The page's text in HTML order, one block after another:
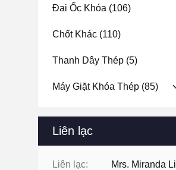
Đai Ốc Khóa (106)
Chốt Khác (110)
Thanh Dây Thép (5)
Máy Giặt Khóa Thép (85)
Liên lạc
Liên lạc: Mrs. Miranda Li